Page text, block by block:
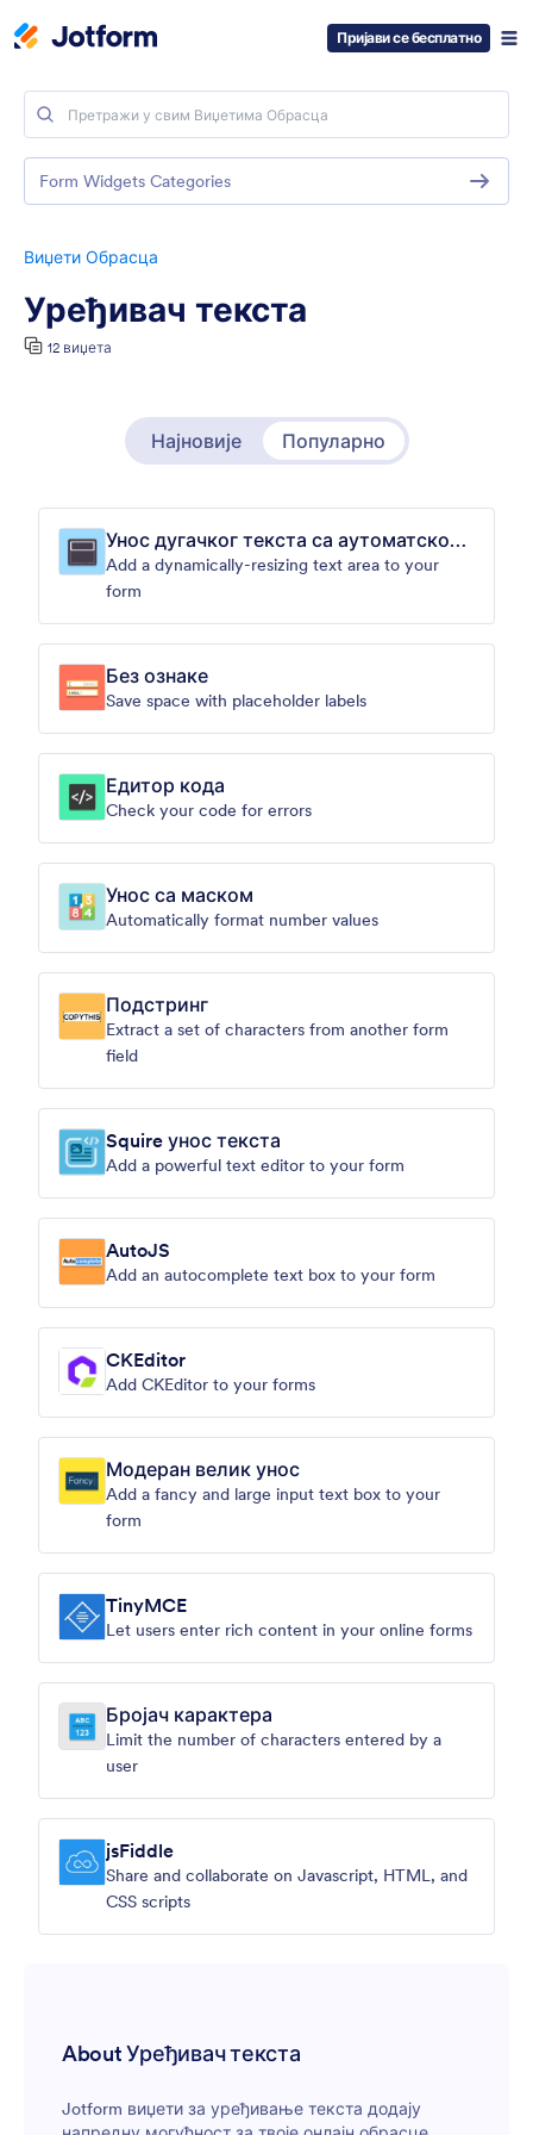
Пријави се бесплатно
Виџети Обрасца
Уређивач текста
12 виџета
Најновије Популарно
Унос дугачког текста са аутоматском
висином
Add a dynamically-resizing text area to your
form
Без ознаке
Save space with placeholder labels
Едитор кода
Check your code for errors
Унос са маском
Automatically format number values
Подстринг
Extract a set of characters from another form
field
Squire унос текста
Add a powerful text editor to your form
AutoJS
Add an autocomplete text box to your form
CKEditor
Add CKEditor to your forms
Модеран велик унос
Add a fancy and large input text box to your
form
TinyMCE
Let users enter rich content in your online forms
Бројач карактера
Limit the number of characters entered by a
user
jsFiddle
Share and collaborate on Javascript, HTML, and
CSS scripts
About Уређивач текста
Jotform виџети за уређивање текста додају
Form Widgets Categories